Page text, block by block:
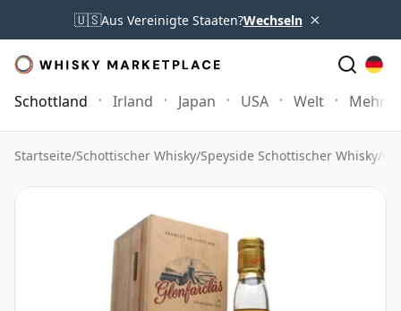
🇺🇸Aus Vereinigte Staaten?Wechseln ×
Schottland Irland Japan USA Welt Mehr
Startseite/Schottischer Whisky/Speyside Schottischer Whisky/